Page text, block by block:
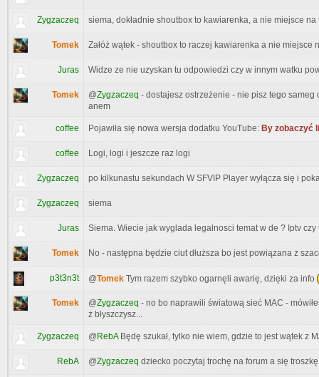
Zygzaczeq siema, dokładnie shoutbox to kawiarenka, a nie miejsce
Tomek Załóż wątek - shoutbox to raczej kawiarenka a nie miejsce
Juras Widze ze nie uzyskan tu odpowiedzi czy w innym watku
Tomek @Zygzaczeq - dostajesz ostrzeżenie - nie pisz tego
anem
coffee Pojawiła się nowa wersja dodatku YouTube: By zobaczyć
coffee Logi, logi i jeszcze raz logi
Zygzaczeq po kilkunastu sekundach W SFVIP Player wyłącza się i
Zygzaczeq siema
Juras Siema. Wiecie jak wyglada legalnosci temat w de ? Iptv
Tomek No - następna będzie ciut dłuższa bo jest powiązana z
p3t3n3t @Tomek Tym razem szybko ogarnęli awarię, dzięki za info
Tomek @Zygzaczeq - no bo naprawili światową sieć MAC -
ż błyszczysz...
Zygzaczeq @ RebABędę szukał, tylko nie wiem, gdzie to jest wątek z
RebA @Zygzaczeq dziecko poczytaj trochę na forum a się